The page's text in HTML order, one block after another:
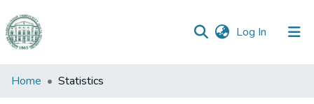
Log In (current)
Communities
Home Statistics